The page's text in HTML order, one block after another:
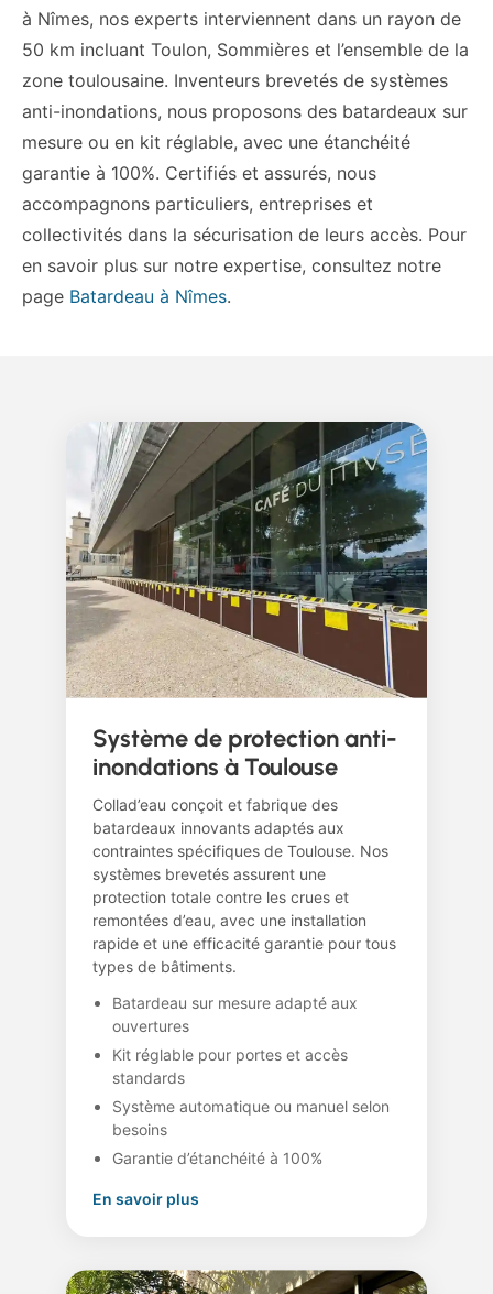
à Nîmes, nos experts interviennent dans un rayon de
50 km incluant Toulon, Sommières et l’ensemble de la
zone toulousaine. Inventeurs brevetés de systèmes
anti-inondations, nous proposons des batardeaux sur
mesure ou en kit réglable, avec une étanchéité
garantie à 100%. Certifiés et assurés, nous
accompagnons particuliers, entreprises et
collectivités dans la sécurisation de leurs accès. Pour
en savoir plus sur notre expertise, consultez notre
page Batardeau à Nîmes.
Système de protection anti-
inondations à Toulouse
Collad’eau conçoit et fabrique des
batardeaux innovants adaptés aux
contraintes spécifiques de Toulouse. Nos
systèmes brevetés assurent une
protection totale contre les crues et
remontées d’eau, avec une installation
rapide et une efficacité garantie pour tous
types de bâtiments.
Batardeau sur mesure adapté aux
ouvertures
Kit réglable pour portes et accès
standards
Système automatique ou manuel selon
besoins
Garantie d’étanchéité à 100%
En savoir plus